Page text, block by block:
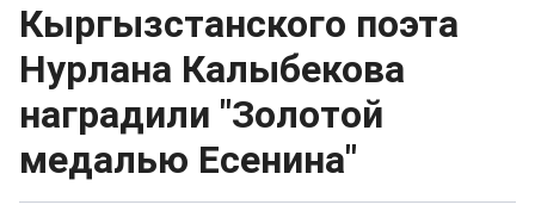
Кыргызстанского поэта
Нурлана Калыбекова
наградили "Золотой
медалью Есенина"